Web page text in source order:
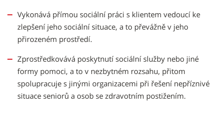
Vykonává přímou sociální práci s klientem vedoucí ke
zlepšení jeho sociální situace, a to převážně v jeho
přirozeném prostředí.
Zprostředkovává poskytnutí sociální služby nebo jiné
formy pomoci, a to v nezbytném rozsahu, přitom
spolupracuje s jinými organizacemi při řešení nepříznivé
situace seniorů a osob se zdravotním postižením.